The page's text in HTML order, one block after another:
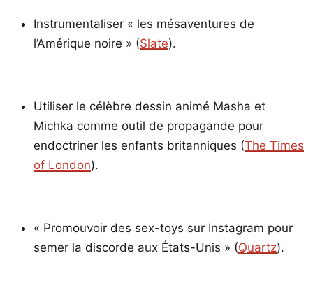
Instrumentaliser « les mésaventures de
l’Amérique noire » (Slate).
Utiliser le célèbre dessin animé Masha et
Michka comme outil de propagande pour
endoctriner les enfants britanniques (The Times
of London).
« Promouvoir des sex-toys sur Instagram pour
semer la discorde aux États-Unis » (Quartz).